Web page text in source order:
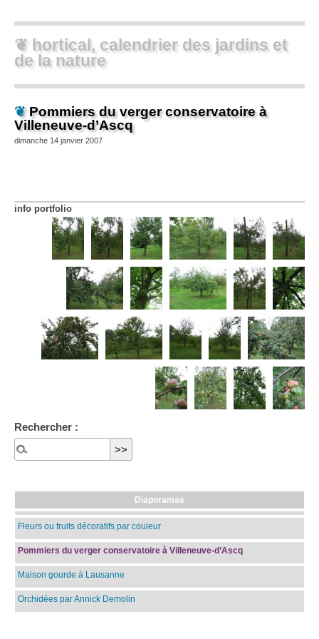
❦ hortical, calendrier des jardins et
de la nature
❦ Pommiers du verger conservatoire à
Villeneuve-d’Ascq
dimanche 14 janvier 2007
info portfolio
Rechercher :
Diaporamas
Fleurs ou fruits décoratifs par couleur
Pommiers du verger conservatoire à Villeneuve-d’Ascq
Maison gourde à Lausanne
Orchidées par Annick Demolin